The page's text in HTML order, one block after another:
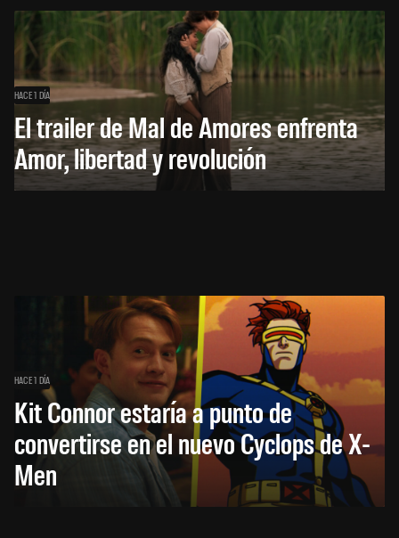
HACE 1 DÍA
El trailer de Mal de Amores enfrenta
Amor, libertad y revolución
HACE 1 DÍA
Kit Connor estaría a punto de
convertirse en el nuevo Cyclops de X-
Men